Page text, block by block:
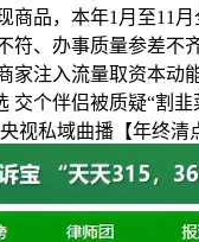
商品，本年1月至11
符、办事质量参差
家注入流量取资本动
交个伴侣被质疑“割
央视私域曲播【年终